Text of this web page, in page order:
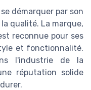
démarquer par son
qualité. La marque,
reconnue pour ses
et fonctionnalité.
l'industrie de la
réputation solide